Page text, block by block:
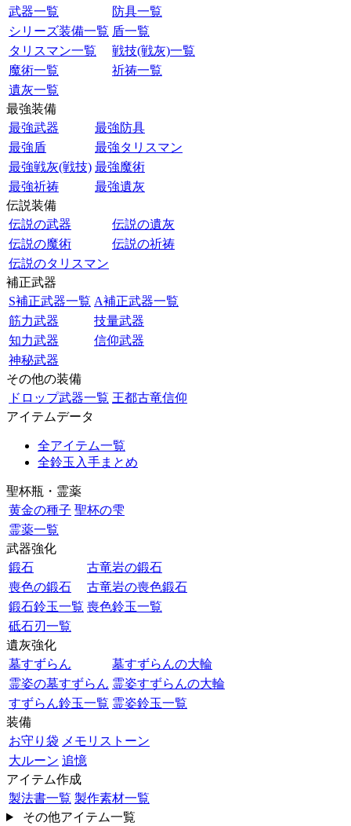
武器一覧
防具一覧
シリーズ装備一覧 盾一覧
タリスマン一覧
戦技(戦灰)一覧
魔術一覧
祈祷一覧
遺灰一覧
最強装備
最強武器
最強防具
最強盾
最強タリスマン
最強戦灰(戦技) 最強魔術
最強祈祷
最強遺灰
伝説装備
伝説の武器
伝説の遺灰
伝説の魔術
伝説の祈祷
伝説のタリスマン
補正武器
S補正武器一覧 A補正武器一覧
筋力武器
技量武器
知力武器
信仰武器
神秘武器
その他の装備
ドロップ武器一覧 王都古竜信仰
アイテムデータ
全アイテム一覧
全鈴玉入手まとめ
聖杯瓶・霊薬
黄金の種子 聖杯の雫
霊薬一覧
武器強化
鍛石
古竜岩の鍛石
喪色の鍛石
古竜岩の喪色鍛石
鍛石鈴玉一覧 喪色鈴玉一覧
砥石刃一覧
遺灰強化
墓すずらん
墓すずらんの大輪
霊姿の墓すずらん 霊姿すずらんの大輪
すずらん鈴玉一覧 霊姿鈴玉一覧
装備
お守り袋 メモリストーン
大ルーン 追憶
アイテム作成
製法書一覧 製作素材一覧
その他アイテム一覧